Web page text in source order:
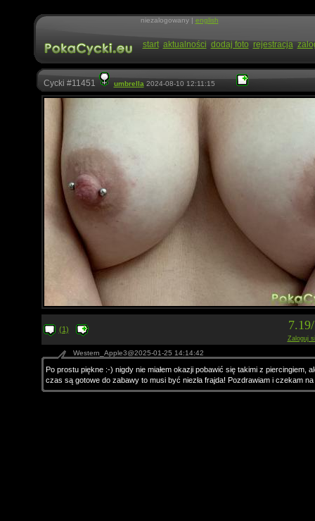
niezalogowany | english
start aktualności dodaj foto rejestracja
Cycki #11451 umbrella 2024-08-10 12:11:15
(1)
Zaloguj
Western_Apple3@2025-01-25 14:14:42
Po prostu piękne :-) nigdy nie miałem okazji pobawić się takimi z piercingiem,
czas są gotowe do zabawy to musi być niezła frajda! Pozdrawiam i czekam